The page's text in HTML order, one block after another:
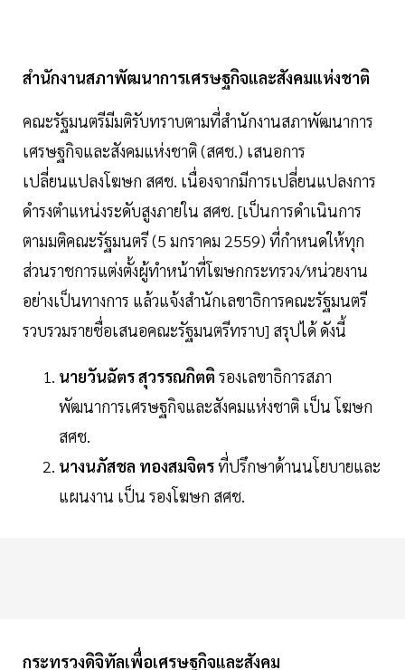
สำนักงานสภาพัฒนาการเศรษฐกิจและสังคมแห่งชาติ
คณะรัฐมนตรีมีมติรับทราบตามที่สำนักงานสภาพัฒนาการ
เศรษฐกิจและสังคมแห่งชาติ (สศช.) เสนอการ
เปลี่ยนแปลงโฆษก สศช. เนื่องจากมีการเปลี่ยนแปลงการ
ดำรงตำแหน่งระดับสูงภายใน สศช. [เป็นการดำเนินการ
ตามมติคณะรัฐมนตรี (5 มกราคม 2559) ที่กำหนดให้ทุก
ส่วนราชการแต่งตั้งผู้ทำหน้าที่โฆษกกระทรวง/หน่วยงาน
อย่างเป็นทางการ แล้วแจ้งสำนักเลขาธิการคณะรัฐมนตรี
รวบรวมรายชื่อเสนอคณะรัฐมนตรีทราบ] สรุปได้ ดังนี้
นายวันฉัตร สุวรรณกิตติ รองเลขาธิการสภา
พัฒนาการเศรษฐกิจและสังคมแห่งชาติ เป็น โฆษก
สศช.
นางนภัสชล ทองสมจิตรที่ปรึกษาด้านนโยบายและ
แผนงาน เป็น รองโฆษก สศช.
กระทรวงดิจิทัลเพื่อเศรษฐกิจและสังคม